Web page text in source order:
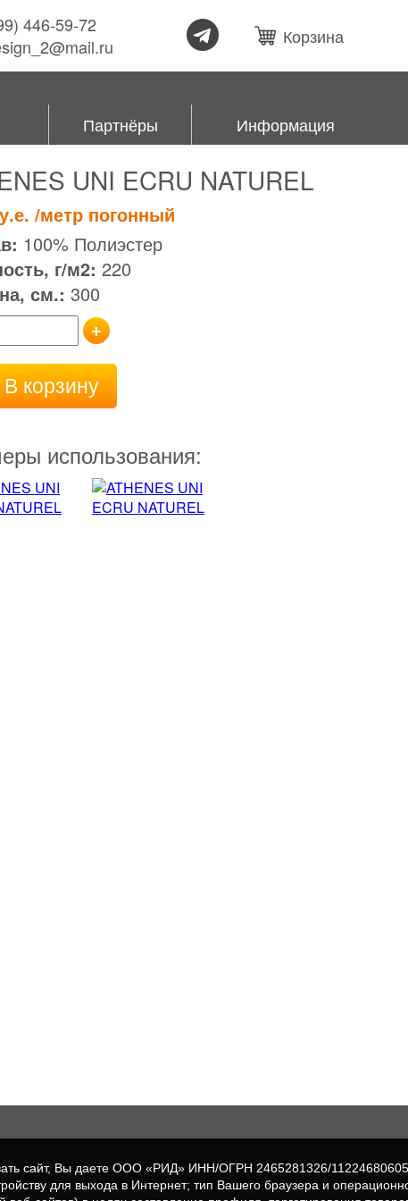
446-59-72
Корзина
Партнёры Информация
UNI ECRU NATUREL
у.е. /метр погонный
100% Полиэстер
г/м2: 220
см.: 300
+
В корзину
использования:
сайт, Вы даете ООО «РИД» ИНН/ОГРН 2465281326/
для выхода в Интернет; тип Вашего браузера и